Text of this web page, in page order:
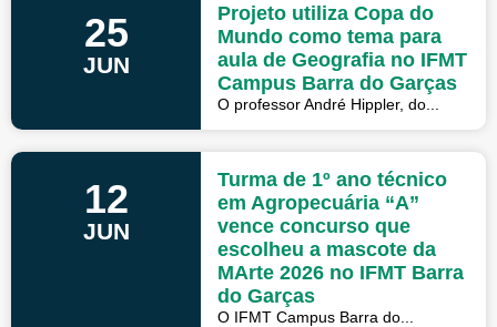
25
JUN
Projeto utiliza Copa do
Mundo como tema para
aula de Geografia no IFMT
Campus Barra do Garças
O professor André Hippler, do...
12
JUN
Turma de 1º ano técnico
em Agropecuária “A”
vence concurso que
escolheu a mascote da
MArte 2026 no IFMT Barra
do Garças
O IFMT Campus Barra do...